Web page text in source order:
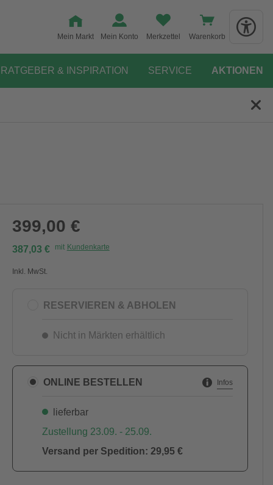
Mein Markt Mein Konto Merkzettel Warenkorb
RATGEBER & INSPIRATION SERVICE AKTIONEN
399,00 €
387,03 € mit Kundenkarte
Inkl. MwSt.
RESERVIEREN & ABHOLEN
Nicht in Märkten erhältlich
ONLINE BESTELLEN Infos
lieferbar
Zustellung 23.09. - 25.09.
Versand per Spedition: 29,95 €